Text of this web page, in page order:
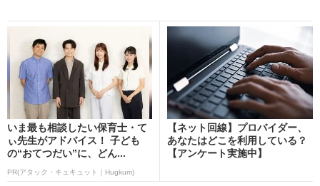
いま最も相談したい保育士・て
ぃ先生がアドバイス！ 子ども
の“おてつだい”に、どん...
PR(アタック・キュキュット｜Hugkum)
【ネット回線】プロバイダー、
あなたはどこを利用している？
【アンケート実施中】